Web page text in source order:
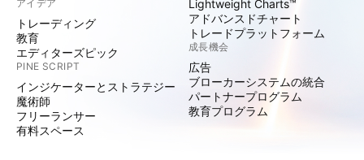
アイデア
トレーディング
教育
エディターズピック
PINE SCRIPT
インジケーターとストラテジー
魔術師
フリーランサー
有料スペース
Lightweight Charts™
アドバンスドチャート
トレードプラットフォーム
成長機会
広告
ブローカーシステムの統合
パートナープログラム
教育プログラム